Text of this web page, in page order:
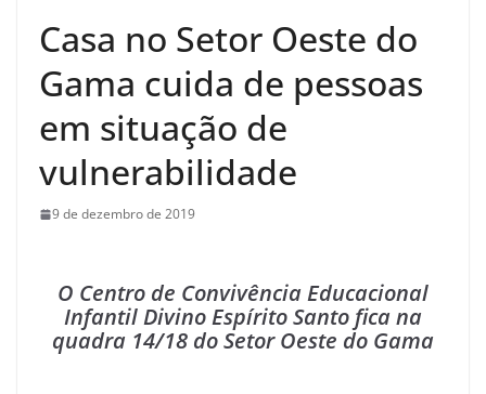
Casa no Setor Oeste do
Gama cuida de pessoas
em situação de
vulnerabilidade
9 de dezembro de 2019
O Centro de Convivência Educacional
Infantil Divino Espírito Santo fica na
quadra 14/18 do Setor Oeste do Gama